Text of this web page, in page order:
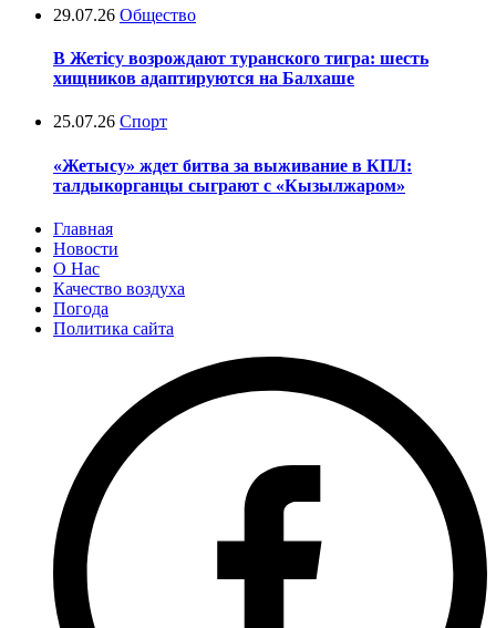
29.07.26 Общество
В Жетісу возрождают туранского тигра: шесть
хищников адаптируются на Балхаше
25.07.26 Спорт
«Жетысу» ждет битва за выживание в КПЛ:
талдыкорганцы сыграют с «Кызылжаром»
Главная
Новости
О Нас
Качество воздуха
Погода
Политика сайта